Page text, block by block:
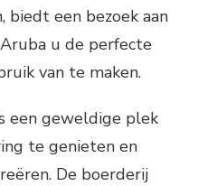
biedt een bezoek aan
u de perfecte
van te maken.
een geweldige plek
te genieten en
De boerderij